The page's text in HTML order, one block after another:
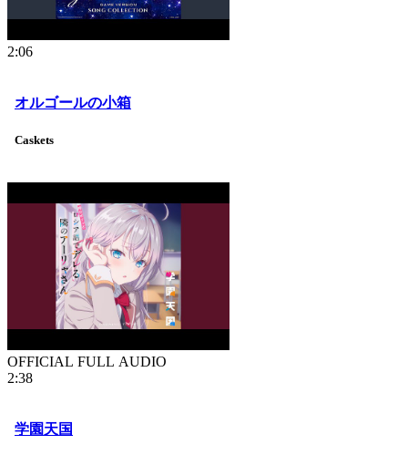
2:06
オルゴールの小箱
Caskets
OFFICIAL FULL AUDIO
2:38
学園天国